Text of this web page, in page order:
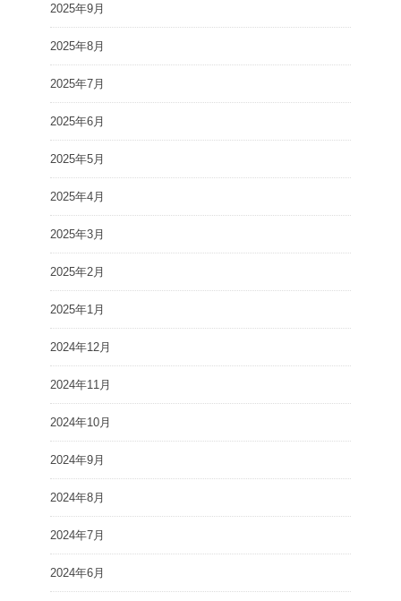
2025年9月
2025年8月
2025年7月
2025年6月
2025年5月
2025年4月
2025年3月
2025年2月
2025年1月
2024年12月
2024年11月
2024年10月
2024年9月
2024年8月
2024年7月
2024年6月